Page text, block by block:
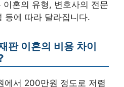
혼의 유형, 변호사의 전문
등에 따라 달라집니다.
판 이혼의 비용 차이
에서 200만원 정도로 저렴